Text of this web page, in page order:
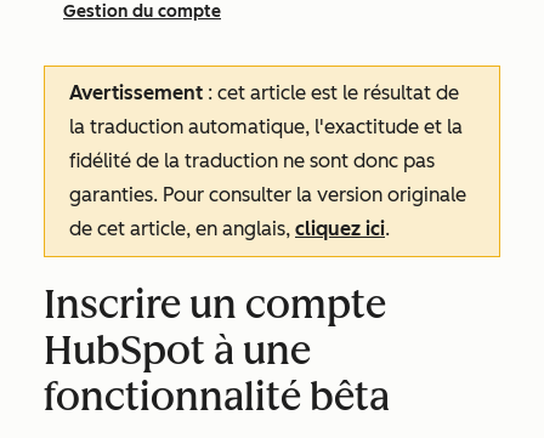
Gestion du compte
Avertissement : cet article est le résultat de
la traduction automatique, l'exactitude et la
fidélité de la traduction ne sont donc pas
garanties. Pour consulter la version originale
de cet article, en anglais, cliquez ici.
Inscrire un compte
HubSpot à une
fonctionnalité bêta